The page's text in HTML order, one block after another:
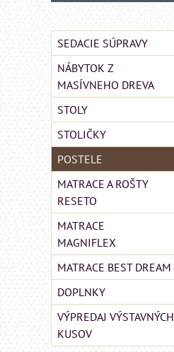
SEDACIE SÚPRAVY
NÁBYTOK Z
MASÍVNEHO DREVA
STOLY
STOLIČKY
POSTELE
MATRACE A ROŠTY
RESETO
MATRACE
MAGNIFLEX
MATRACE BEST DREAM
DOPLNKY
VÝPREDAJ VÝSTAVNÝCH
KUSOV